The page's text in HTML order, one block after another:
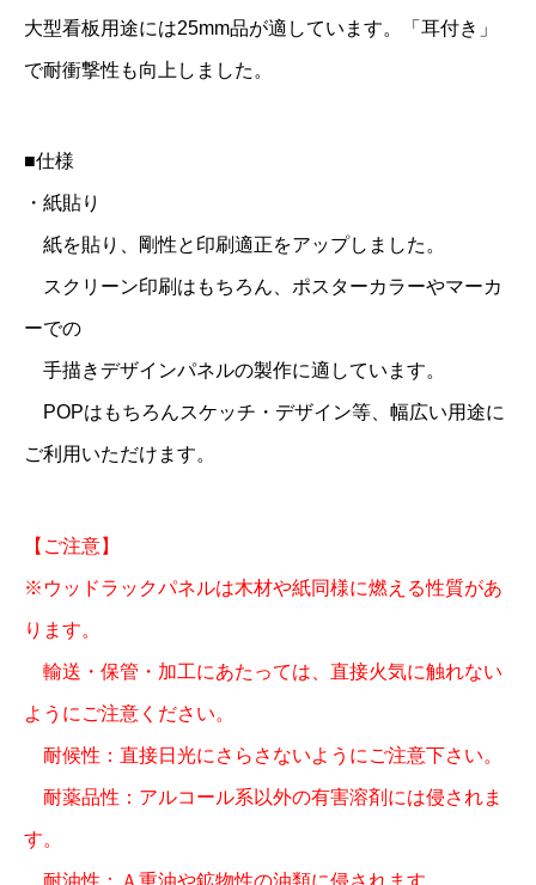
大型看板用途には25mm品が適しています。「耳付き」
で耐衝撃性も向上しました。
■仕様
・紙貼り
紙を貼り、剛性と印刷適正をアップしました。
スクリーン印刷はもちろん、ポスターカラーやマーカ
ーでの
手描きデザインパネルの製作に適しています。
POPはもちろんスケッチ・デザイン等、幅広い用途に
ご利用いただけます。
【ご注意】
※ウッドラックパネルは木材や紙同様に燃える性質があ
ります。
輸送・保管・加工にあたっては、直接火気に触れない
ようにご注意ください。
耐候性：直接日光にさらさないようにご注意下さい。
耐薬品性：アルコール系以外の有害溶剤には侵されま
す。
耐油性：Ａ重油や鉱物性の油類に侵されます。